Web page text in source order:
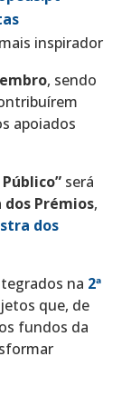
inspirador
, sendo
apoiados
será
Prémios,
dos
na 2ª
que, de
fundos da